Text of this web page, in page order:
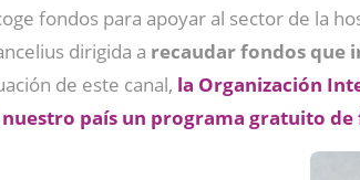
fondos para apoyar al sector de la
dirigida a recaudar fondos que
de este canal, la Organización
país un programa gratuito